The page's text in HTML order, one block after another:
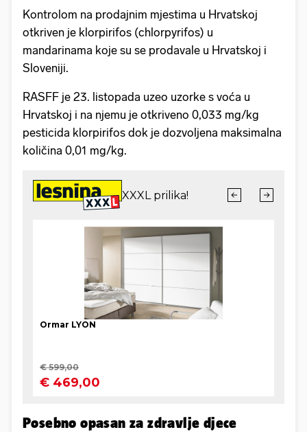
Kontrolom na prodajnim mjestima u Hrvatskoj
otkriven je klorpirifos (chlorpyrifos) u
mandarinama koje su se prodavale u Hrvatskoj i
Sloveniji.
RASFF je 23. listopada uzeo uzorke s voća u
Hrvatskoj i na njemu je otkriveno 0,033 mg/kg
pesticida klorpirifos dok je dozvoljena maksimalna
količina 0,01 mg/kg.
Posebno opasan za zdravlje djece